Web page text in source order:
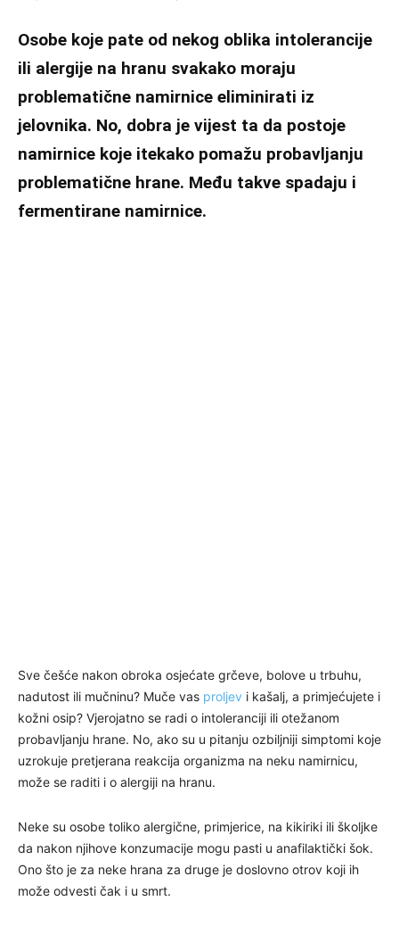
Osobe koje pate od nekog oblika intolerancije
ili alergije na hranu svakako moraju
problematične namirnice eliminirati iz
jelovnika. No, dobra je vijest ta da postoje
namirnice koje itekako pomažu probavljanju
problematične hrane. Među takve spadaju i
fermentirane namirnice.
Sve češće nakon obroka osjećate grčeve, bolove u trbuhu,
nadutost ili mučninu? Muče vas proljev i kašalj, a primjećujete i
kožni osip? Vjerojatno se radi o intoleranciji ili otežanom
probavljanju hrane. No, ako su u pitanju ozbiljniji simptomi koje
uzrokuje pretjerana reakcija organizma na neku namirnicu,
može se raditi i o alergiji na hranu.
Neke su osobe toliko alergične, primjerice, na kikiriki ili školjke
da nakon njihove konzumacije mogu pasti u anafilaktički šok.
Ono što je za neke hrana za druge je doslovno otrov koji ih
može odvesti čak i u smrt.